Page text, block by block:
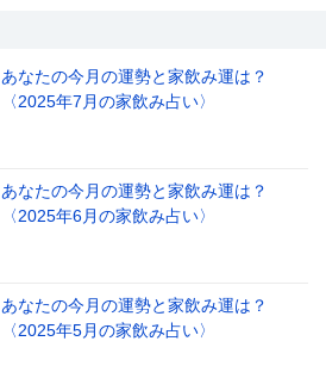
あなたの今月の運勢と家飲み運は？
〈2025年7月の家飲み占い〉
あなたの今月の運勢と家飲み運は？
〈2025年6月の家飲み占い〉
あなたの今月の運勢と家飲み運は？
〈2025年5月の家飲み占い〉